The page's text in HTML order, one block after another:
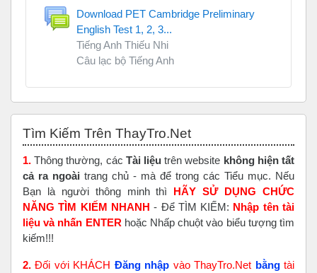
Download PET Cambridge Preliminary
English Test 1, 2, 3...
Tiếng Anh Thiếu Nhi
Câu lạc bộ Tiếng Anh
Tìm Kiếm Trên ThayTro.Net
1. Thông thường, các Tài liệu trên website không hiện tất
cả ra ngoài trang chủ - mà để trong các Tiểu mục. Nếu
Bạn là người thông minh thì HÃY SỬ DỤNG CHỨC
NĂNG TÌM KIẾM NHANH - Để TÌM KIẾM: Nhập tên tài
liệu và nhấn ENTER hoặc Nhấp chuột vào biểu tượng tìm
kiếm!!!
2. Đối với KHÁCH Đăng nhập vào ThayTro.Net bằngtài